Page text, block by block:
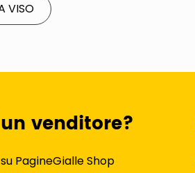
VISO
venditore?
PagineGialle Shop